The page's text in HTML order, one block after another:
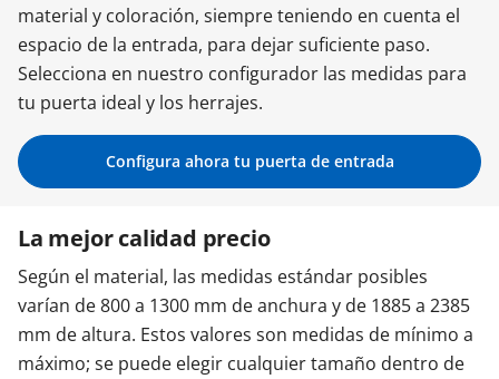
Iniciar sesión
Contacta con nosotros
material y coloración, siempre teniendo en cuenta el
espacio de la entrada, para dejar suficiente paso.
Selecciona en nuestro configurador las medidas para
tu puerta ideal y los herrajes.
Configura ahora tu puerta de entrada
La mejor calidad precio
Según el material, las medidas estándar posibles
varían de 800 a 1300 mm de anchura y de 1885 a 2385
mm de altura. Estos valores son medidas de mínimo a
máximo; se puede elegir cualquier tamaño dentro de